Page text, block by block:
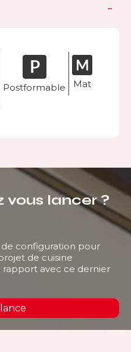
Postformable Mat
vous lancer ?
configuration pour
de cuisine
avec ce dernier